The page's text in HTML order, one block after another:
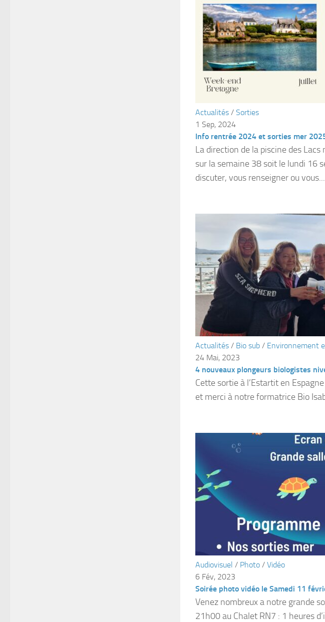
Actualités / Sorties
1 Sep, 2024
Info rentrée 2024 et sorties mer
La direction de la piscine des
sur la semaine 38 soit le lundi 16
discuter, vous renseigner ou vous...
Actualités / Bio sub / Environnement
24 Mai, 2023
4 nouveaux plongeurs biologistes
Cette sortie à l’Estartit en
et merci à notre formatrice Bio
Audiovisuel / Photo / Vidéo
6 Fév, 2023
Soirée photo vidéo le Samedi 11
Venez nombreux a notre grande
21h00 au Chalet RN7 : 1 heures